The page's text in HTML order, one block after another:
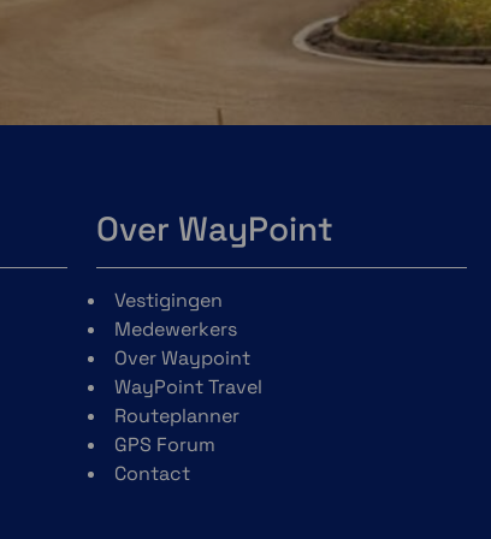
Over WayPoint
Vestigingen
Medewerkers
Over Waypoint
WayPoint Travel
Routeplanner
GPS Forum
Contact